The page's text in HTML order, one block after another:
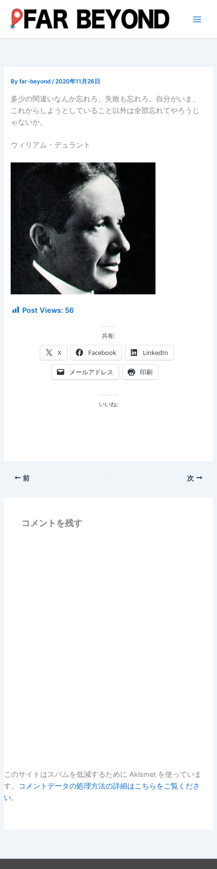
ス
Byfar-beyond/2020年11月26日
多少の間違いなんか忘れろ。失敗も忘れろ。自分がいま、
これからしようとしていること以外は全部忘れてやろうじ
ゃないか。
ウィリアム・デュラント
Post Views: 56
共有:
X Facebook LinkedIn
メールアドレス 印刷
いいね:
前 次
コメントを残す
このサイトはスパムを低減するために Akismet を使っていま
す。
コメントデータの処理方法の詳細はこちらをご覧くださ
い。